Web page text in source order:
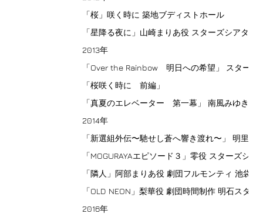
「桜」咲く時に 築地ブディストホール
「星降る夜に」山崎まりあ役 スターズシアタ
2013年
「Over the Rainbow 明日への希望」 スターズ
「桜咲く時に 前編」
「真夏のエレベーター 第一幕」 南風みゆき
2014年
「新選組外伝〜馳せし蒼へ響き渡れ〜」 明里役
「MOGURAYAエピソード３」零役 スターズシア
「隣人」阿部まりあ役 劇団フルモンティ 池袋シ
「OLD NEON」梨華役 劇団時間制作 明石スタジ
2016年